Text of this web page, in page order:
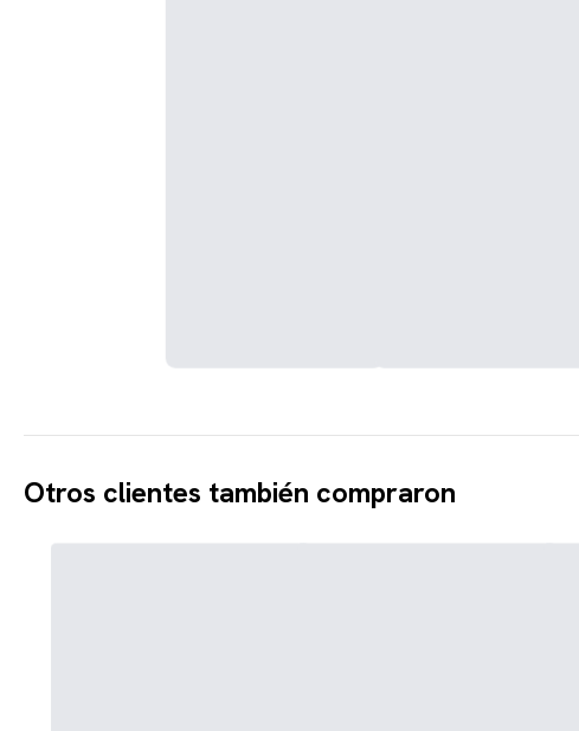
Otros clientes también compraron